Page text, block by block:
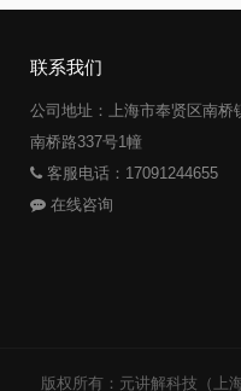
联系我们
公司地址：上海市奉贤区南桥
南桥路337号1幢
客服电话：17091244655
在线咨询
版权所有：元讲解科技（上